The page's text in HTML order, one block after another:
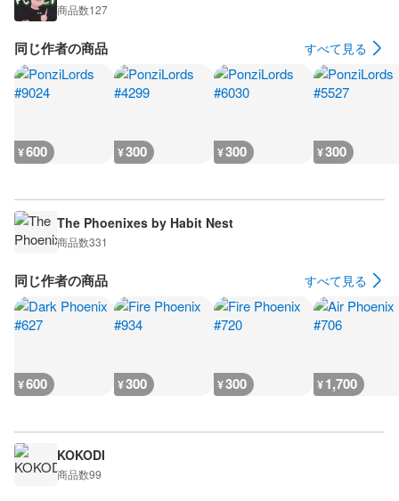
商品数127
同じ作者の商品 すべて見る
¥600 ¥300 ¥300 ¥300
The Phoenixes by Habit Nest
商品数331
同じ作者の商品 すべて見る
¥600 ¥300 ¥300 ¥1,700
KOKODI
商品数99